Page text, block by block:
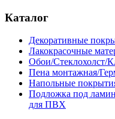
Каталог
Декоративные
Лакокрасочные
Обои/Стеклохолст/
Пена монтажная/
Напольные
Подложка под
для ПВХ